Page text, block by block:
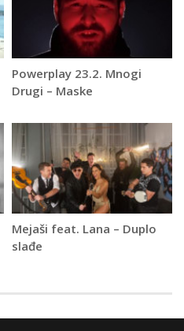
Powerplay 23.2. Mnogi
Drugi – Maske
Mejaši feat. Lana – Duplo
slađe